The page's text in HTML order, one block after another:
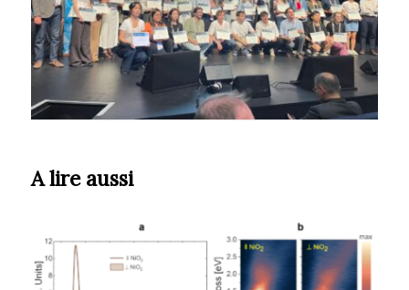
A lire aussi